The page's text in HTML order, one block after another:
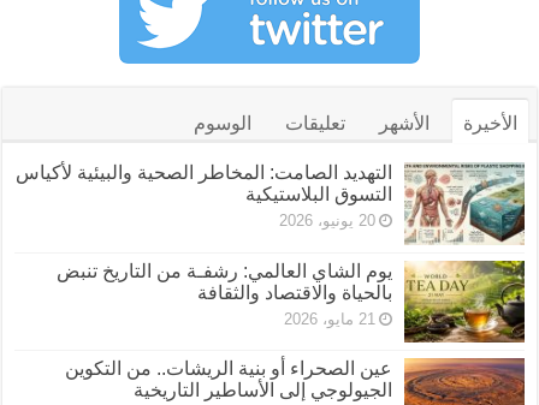
الأخيرة الأشهر تعليقات الوسوم
التهديد الصامت: المخاطر الصحية والبيئية لأكياس
التسوق البلاستيكية
20 يونيو، 2026
يوم الشاي العالمي: رشفـة من التاريخ تنبض
بالحياة والاقتصاد والثقافة
21 مايو، 2026
عين الصحراء أو بنية الريشات.. من التكوين
الجيولوجي إلى الأساطير التاريخية